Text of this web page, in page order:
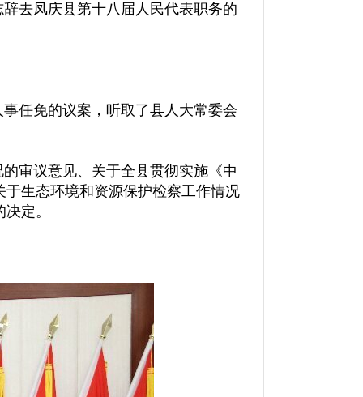
去凤庆县第十八届人民代表职务的
任免的议案，听取了县人大常委会
审议意见、关于全县贯彻实施《中
生态环境和资源保护检察工作情况
定。